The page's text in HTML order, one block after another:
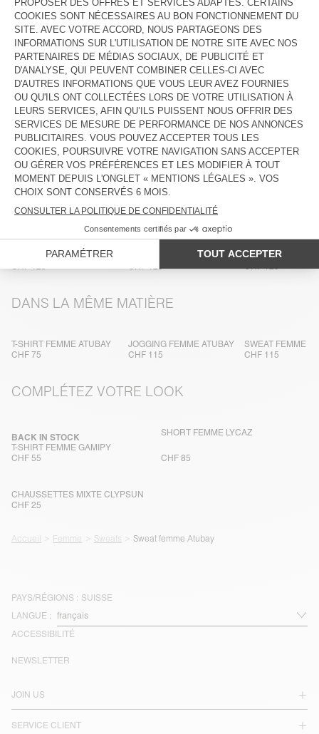
VOIR LA DISPONIBILITE EN MAGASIN
DESCRIPTION
TAILLE ET COUPE
COMPOSITION
ENTRETIEN
TRAÇABILITÉ
LIVRAISON ET RETOURS
PLUS DE COULEURS
SWEAT FEMME ATUBAY
SWEAT FEMME ATUBAY
SWEAT FEMME
DANS LA MÊME MATIÈRE
T-SHIRT FEMME ATUBAY
CHF 75
JOGGING FEMME ATUBAY
CHF 115
SWEAT FEMME
CHF 115
COMPLÉTEZ VOTRE LOOK
T-SHIRT FEMME GAMIPY
BACK IN STOCK
CHF 55
SHORT FEMME LYCAZ
CHF 85
CHAUSSETTES MIXTE CLYPSUN
CHF 25
Accueil Femme Sweats Sweat femme Atubay
PAYS/RÉGIONS : SUISSE
LANGUE :
ACCESSIBILITÉ
JOIN US
SERVICE CLIENT
NEWSLETTER